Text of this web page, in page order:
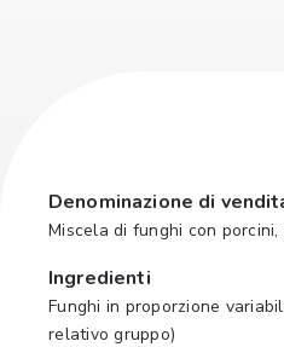
Denominazione di
Miscela di funghi con
Ingredienti
Funghi in proporzione
relativo gruppo)